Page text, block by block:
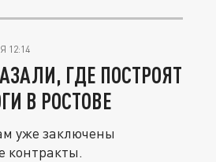
12:14
ГДЕ ПОСТРОЯТ
В РОСТОВЕ
уже заключены
контракты.